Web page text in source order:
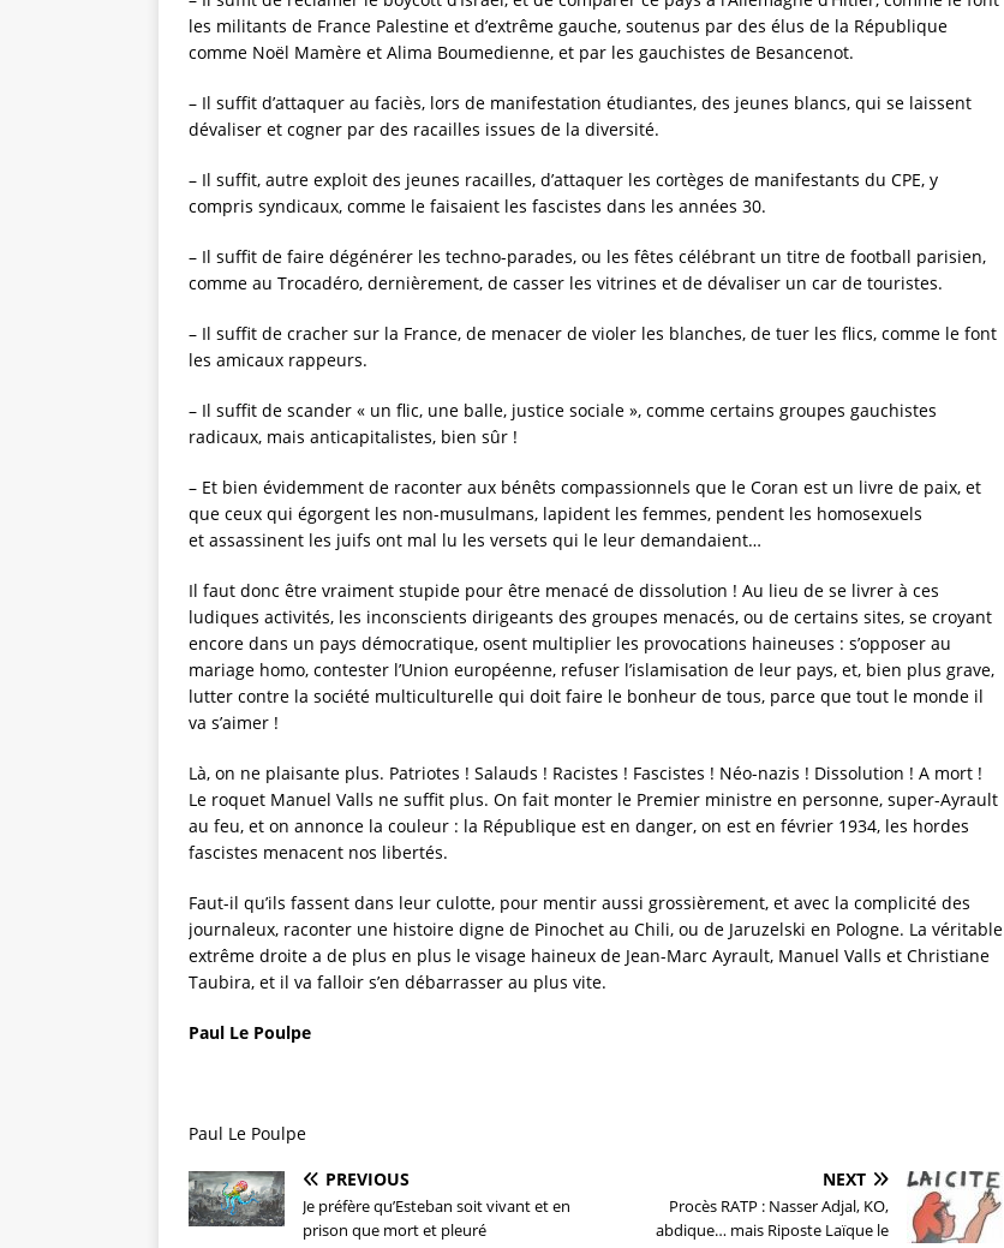
les militants de France Palestine et d’extrême gauche, soutenus par des élus de la République
comme Noël Mamère et Alima Boumedienne, et par les gauchistes de Besancenot.
– Il suffit d’attaquer au faciès, lors de manifestation étudiantes, des jeunes blancs, qui se laissent
dévaliser et cogner par des racailles issues de la diversité.
– Il suffit, autre exploit des jeunes racailles, d’attaquer les cortèges de manifestants du CPE, y
compris syndicaux, comme le faisaient les fascistes dans les années 30.
– Il suffit de faire dégénérer les techno-parades, ou les fêtes célébrant un titre de football parisien,
comme au Trocadéro, dernièrement, de casser les vitrines et de dévaliser un car de touristes.
– Il suffit de cracher sur la France, de menacer de violer les blanches, de tuer les flics, comme le font
les amicaux rappeurs.
– Il suffit de scander « un flic, une balle, justice sociale », comme certains groupes gauchistes
radicaux, mais anticapitalistes, bien sûr !
– Et bien évidemment de raconter aux bénêts compassionnels que le Coran est un livre de paix, et
que ceux qui égorgent les non-musulmans, lapident les femmes, pendent les homosexuels
et assassinent les juifs ont mal lu les versets qui le leur demandaient…
Il faut donc être vraiment stupide pour être menacé de dissolution ! Au lieu de se livrer à ces
ludiques activités, les inconscients dirigeants des groupes menacés, ou de certains sites, se croyant
encore dans un pays démocratique, osent multiplier les provocations haineuses : s’opposer au
mariage homo, contester l’Union européenne, refuser l’islamisation de leur pays, et, bien plus grave,
lutter contre la société multiculturelle qui doit faire le bonheur de tous, parce que tout le monde il
va s’aimer !
Là, on ne plaisante plus. Patriotes ! Salauds ! Racistes ! Fascistes ! Néo-nazis ! Dissolution ! A mort !
Le roquet Manuel Valls ne suffit plus. On fait monter le Premier ministre en personne, super-Ayrault
au feu, et on annonce la couleur : la République est en danger, on est en février 1934, les hordes
fascistes menacent nos libertés.
Faut-il qu’ils fassent dans leur culotte, pour mentir aussi grossièrement, et avec la complicité des
journaleux, raconter une histoire digne de Pinochet au Chili, ou de Jaruzelski en Pologne. La véritable
extrême droite a de plus en plus le visage haineux de Jean-Marc Ayrault, Manuel Valls et Christiane
Taubira, et il va falloir s’en débarrasser au plus vite.
Paul Le Poulpe
Paul Le Poulpe
PREVIOUS
Je préfère qu’Esteban soit vivant et en
prison que mort et pleuré
NEXT
Procès RATP : Nasser Adjal, KO,
abdique… mais Riposte Laïque le